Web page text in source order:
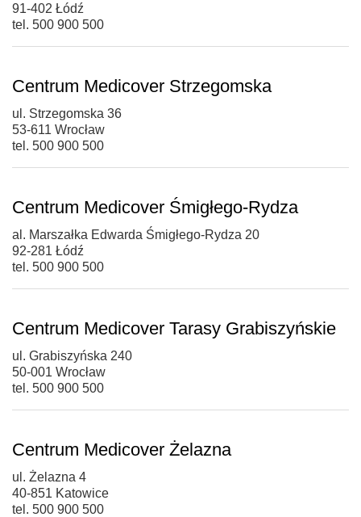
91-402 Łódź
tel. 500 900 500
Centrum Medicover Strzegomska
ul. Strzegomska 36
53-611 Wrocław
tel. 500 900 500
Centrum Medicover Śmigłego-Rydza
al. Marszałka Edwarda Śmigłego-Rydza 20
92-281 Łódź
tel. 500 900 500
Centrum Medicover Tarasy Grabiszyńskie
ul. Grabiszyńska 240
50-001 Wrocław
tel. 500 900 500
Centrum Medicover Żelazna
ul. Żelazna 4
40-851 Katowice
tel. 500 900 500